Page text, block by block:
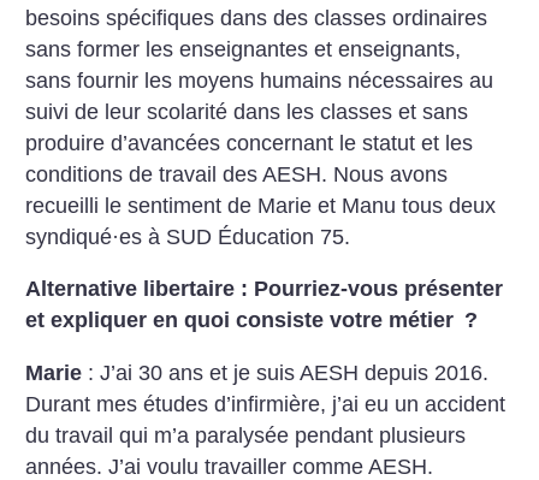
besoins spécifiques dans des classes ordinaires
sans former les enseignantes et enseignants,
sans fournir les moyens humains nécessaires au
suivi de leur scolarité dans les classes et sans
produire d’avancées concernant le statut et les
conditions de travail des AESH. Nous avons
recueilli le sentiment de Marie et Manu tous deux
syndiqué·es à SUD Éducation 75.
Alternative libertaire : Pourriez-vous présenter
et expliquer en quoi consiste votre métier ?
Marie : J’ai 30 ans et je suis AESH depuis 2016.
Durant mes études d’infirmière, j’ai eu un accident
du travail qui m’a paralysée pendant plusieurs
années. J’ai voulu travailler comme AESH.